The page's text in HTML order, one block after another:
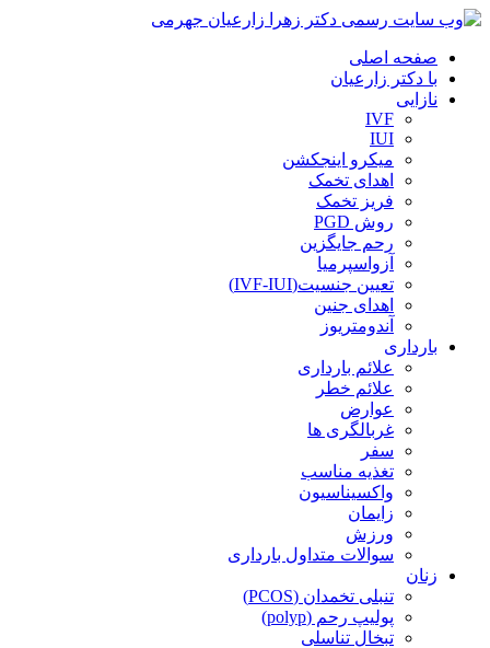
صفحه اصلی
با دکتر زارعیان
نازایی
IVF
IUI
میکرو اینجکشن
اهدای تخمک
فریز تخمک
روش PGD
رحم جایگزین
آزواسپرمیا
تعیین جنسیت(IVF-IUI)
اهدای جنین
آندومتریوز
بارداری
علائم بارداری
علائم خطر
عوارض
غربالگری ها
سفر
تغذیه مناسب
واکسیناسیون
زایمان
ورزش
سوالات متداول بارداری
زنان
تنبلی تخمدان (PCOS)
پولیپ رحم (polyp)
تبخال تناسلی